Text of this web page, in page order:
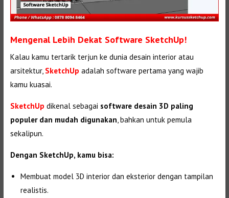
Mengenal Lebih Dekat Software SketchUp!
Kalau kamu tertarik terjun ke dunia desain interior atau
arsitektur, SketchUp adalah software pertama yang wajib
kamu kuasai.
SketchUp dikenal sebagai software desain 3D paling
populer dan mudah digunakan , bahkan untuk pemula
sekalipun.
Dengan SketchUp, kamu bisa:
Membuat model 3D interior dan eksterior dengan tampilan
realistis.